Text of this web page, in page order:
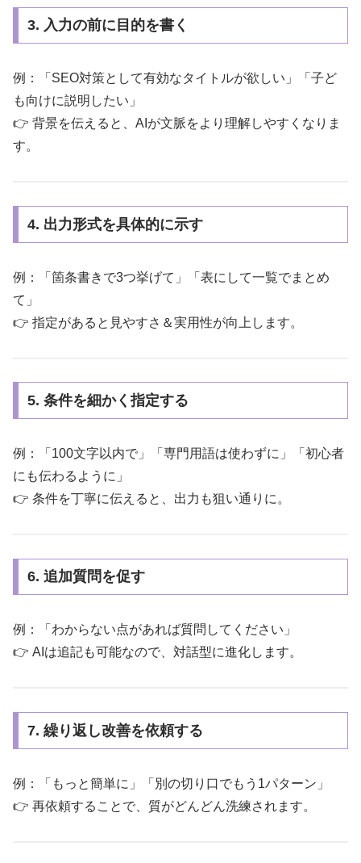
3. 入力の前に目的を書く
例：「SEO対策として有効なタイトルが欲しい」「子ど
も向けに説明したい」
👉 背景を伝えると、AIが文脈をより理解しやすくなりま
す。
4. 出力形式を具体的に示す
例：「箇条書きで3つ挙げて」「表にして一覧でまとめ
て」
👉 指定があると見やすさ＆実用性が向上します。
5. 条件を細かく指定する
例：「100文字以内で」「専門用語は使わずに」「初心者
にも伝わるように」
👉 条件を丁寧に伝えると、出力も狙い通りに。
6. 追加質問を促す
例：「わからない点があれば質問してください」
👉 AIは追記も可能なので、対話型に進化します。
7. 繰り返し改善を依頼する
例：「もっと簡単に」「別の切り口でもう1パターン」
👉 再依頼することで、質がどんどん洗練されます。